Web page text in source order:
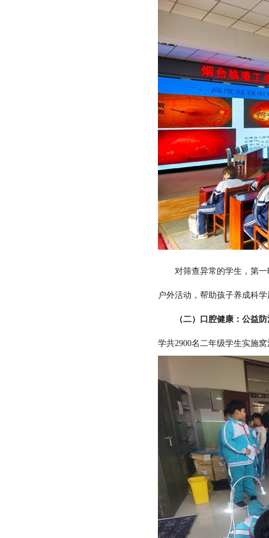
对筛查异常的学生，第一
户外活动，帮助孩子养成科
（二）口腔健康：公益
学共2900名二年级学生实施